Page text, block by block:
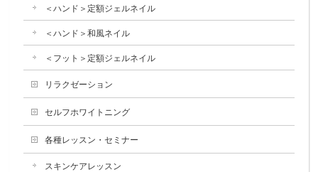
＜ハンド＞定額ジェルネイル
＜ハンド＞和風ネイル
＜フット＞定額ジェルネイル
リラクゼーション
セルフホワイトニング
各種レッスン・セミナー
スキンケアレッスン